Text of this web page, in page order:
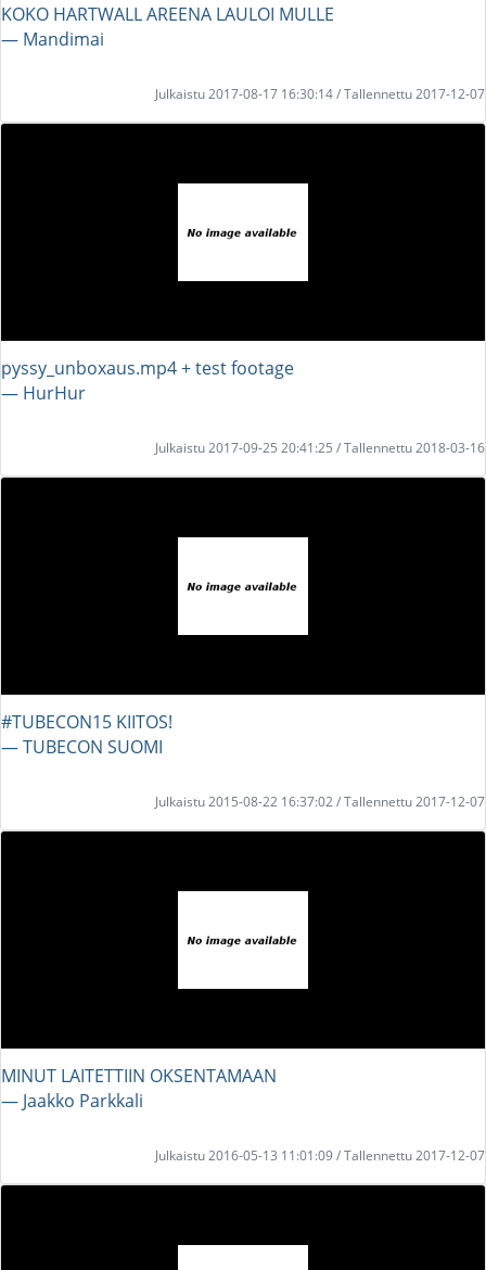
KOKO HARTWALL AREENA LAULOI MULLE
― Mandimai
Julkaistu 2017-08-17 16:30:14 / Tallennettu 2017-12-07
pyssy_unboxaus.mp4 + test footage
― HurHur
Julkaistu 2017-09-25 20:41:25 / Tallennettu 2018-03-16
#TUBECON15 KIITOS!
― TUBECON SUOMI
Julkaistu 2015-08-22 16:37:02 / Tallennettu 2017-12-07
MINUT LAITETTIIN OKSENTAMAAN
― Jaakko Parkkali
Julkaistu 2016-05-13 11:01:09 / Tallennettu 2017-12-07